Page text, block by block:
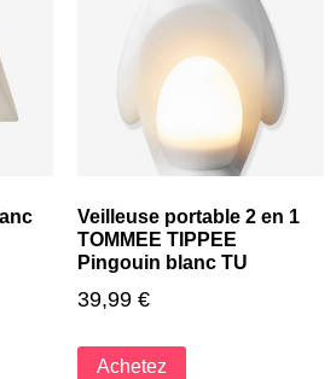
Veilleuse portable 2 en 1
TOMMEE TIPPEE
Pingouin blanc TU
39,99 €
Achetez